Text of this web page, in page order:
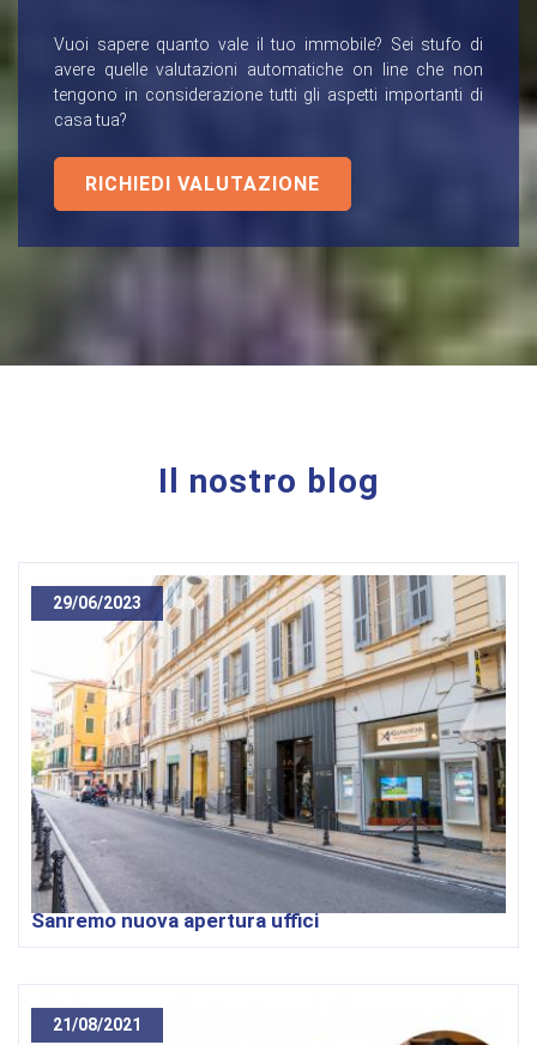
Vuoi sapere quanto vale il tuo immobile? Sei stufo di
avere quelle valutazioni automatiche on line che non
tengono in considerazione tutti gli aspetti importanti di
casa tua?
RICHIEDI VALUTAZIONE
Il nostro blog
29/06/2023
Sanremo nuova apertura uffici
21/08/2021